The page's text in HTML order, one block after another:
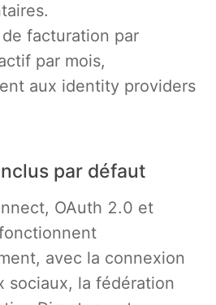
facturation par
par mois,
aux identity providers
par défaut
OAuth 2.0 et
avec la connexion
sociaux, la fédération